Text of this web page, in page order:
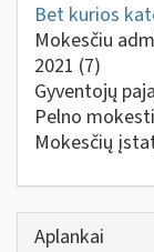
Bet kurios
Mokesčiu
2021 (7)
Gyventojų
Pelno
Mokesčių
Aplankai